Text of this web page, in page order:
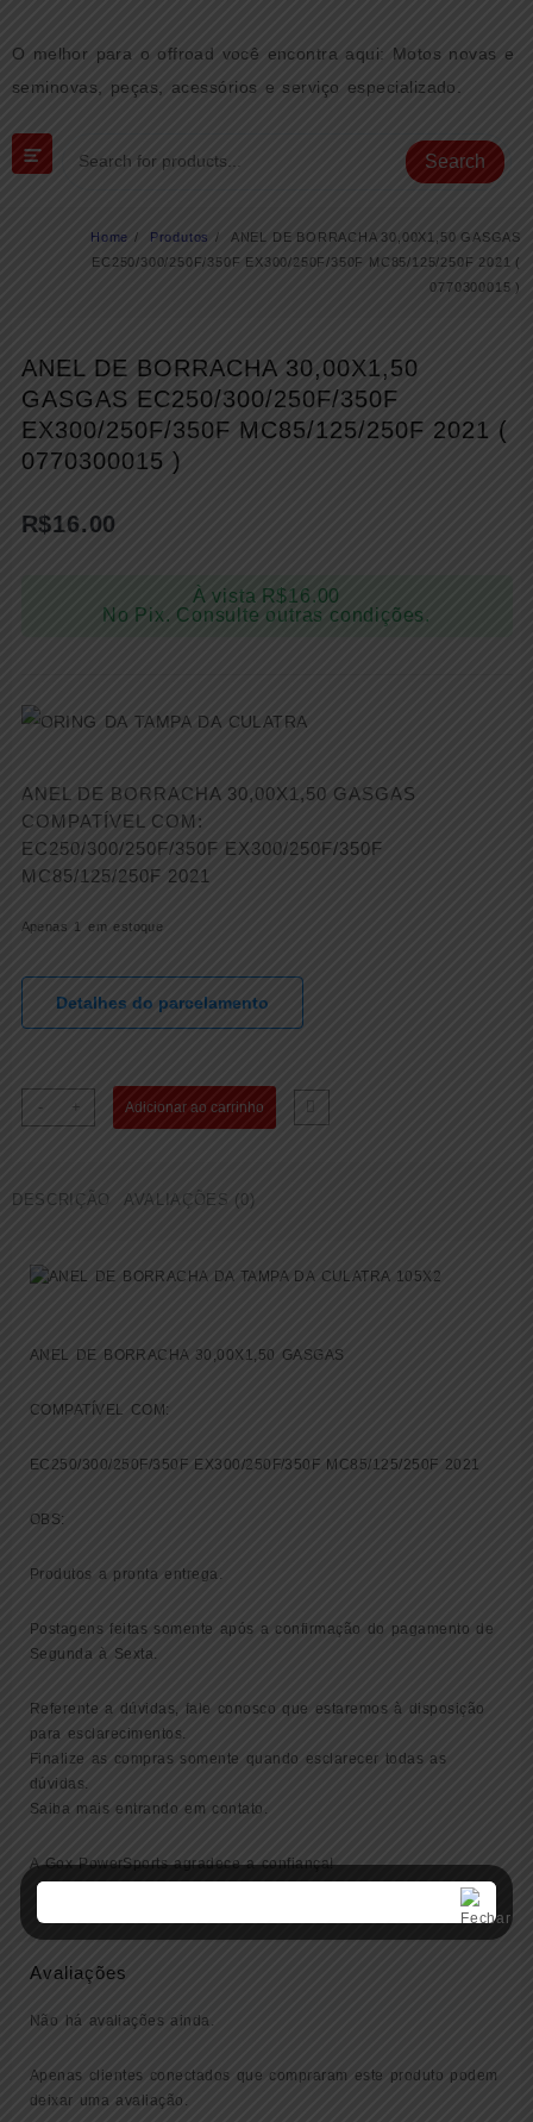
content
O melhor para o offroad você encontra aqui: Motos novas e
seminovas, peças, acessórios e serviço especializado.
Search
Home Produtos
ANEL DE BORRACHA 30,00X1,50 GASGAS
EC250/300/250F/350F EX300/250F/350F MC85/125/250F 2021 (
0770300015 )
ANEL DE BORRACHA 30,00X1,50
GASGAS EC250/300/250F/350F
EX300/250F/350F MC85/125/250F 2021 (
0770300015 )
R$16.00
À vista R$16.00
No Pix. Consulte outras condições.
ANEL DE BORRACHA 30,00X1,50 GASGAS
COMPATÍVEL COM:
EC250/300/250F/350F EX300/250F/350F
MC85/125/250F 2021
Apenas 1 em estoque
Detalhes do parcelamento
-
DE
GASGAS
MC85/125/250F
0770300015
quantidade
+ Adicionar ao carrinho
DESCRIÇÃO AVALIAÇÕES (0)
ANEL DE BORRACHA 30,00X1,50 GASGAS
COMPATÍVEL COM:
EC250/300/250F/350F EX300/250F/350F MC85/125/250F 2021
OBS:
Produtos a pronta entrega.
Postagens feitas somente após a confirmação do pagamento de
Segunda à Sexta.
Referente a dúvidas, fale conosco que estaremos à disposição
para esclarecimentos.
Finalize as compras somente quando esclarecer todas as
dúvidas.
Saiba mais entrando em contato.
A Gox PowerSports agradece a confiança!
Avaliações
Não há avaliações ainda.
Apenas clientes conectados que compraram este produto podem
deixar uma avaliação.